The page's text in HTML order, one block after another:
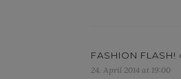
FASHION FLASH!
24. April 2014 at 19:00